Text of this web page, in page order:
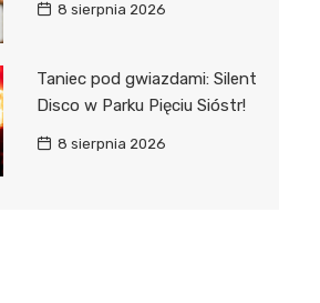
8 sierpnia 2026
Taniec pod gwiazdami: Silent
Disco w Parku Pięciu Sióstr!
8 sierpnia 2026